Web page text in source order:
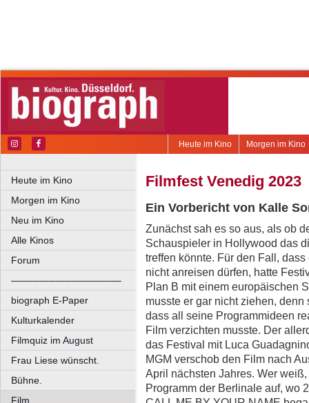
Morgen im Kino
Heute im Kino
Heute im Kino
Morgen im Kino
Neu im Kino
Alle Kinos
Forum
––––––––––––––––––––
biograph E-Paper
Kulturkalender
Filmquiz im August
Frau Liese wünscht.
Bühne.
Film.
Filmfest Venedig 2023
Ein Vorbericht von Kalle
Zunächst sah es so aus, als ob
Schau­spieler in Hollywood das
treffen könnte. Für den Fall,
nicht anreisen dürfen, hatte
Plan B mit einem europäischen
musste er gar nicht ziehen,
dass all seine Programmideen
Film verzichten musste. Der
das Festival mit Luca
MGM verschob den Film nach
April nächsten Jahres. Wer
Programm der Berlinale auf, wo